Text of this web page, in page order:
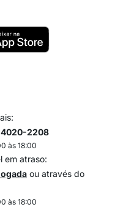
4020-2208
às 18:00
em atraso:
ou através do
às 18:00